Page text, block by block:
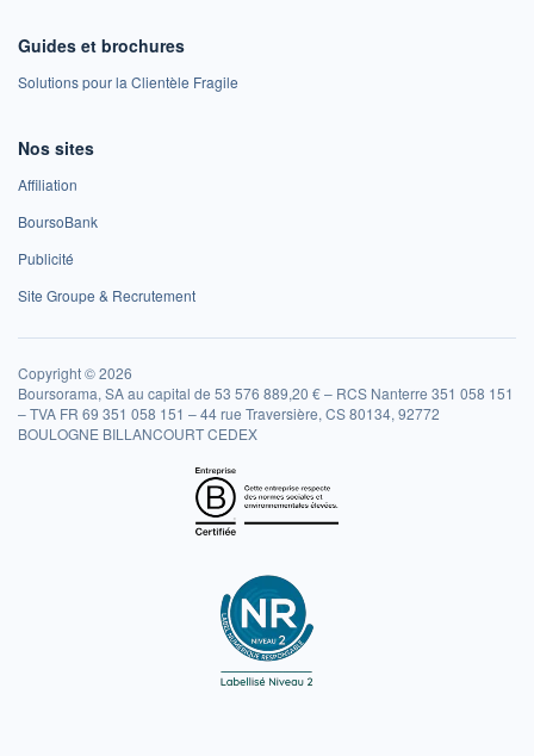
Guides et brochures
Solutions pour la Clientèle Fragile
Nos sites
Affiliation
BoursoBank
Publicité
Site Groupe & Recrutement
Copyright © 2026
Boursorama, SA au capital de 53 576 889,20 € – RCS Nanterre 351 058 151
– TVA FR 69 351 058 151 – 44 rue Traversière, CS 80134, 92772
BOULOGNE BILLANCOURT CEDEX